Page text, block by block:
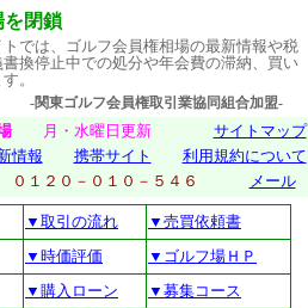
を閉鎖
では、ゴルフ会員権相場の最新情報や税
換停止中での処分や年会費の滞納、買い
。
東ゴルフ会員権取引業協同組合加盟-
月・水曜日更新 サイトマップ
情報
携帯サイト
利用規約について
０１２０－０１０－５４６
メール
▼取引の流れ
▼売買依頼書
▼時価評価
▼ゴルフ場ＨＰ
▼購入ローン ▼募集コース